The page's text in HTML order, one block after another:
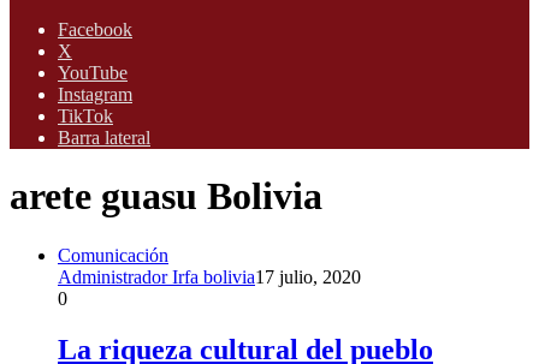
Facebook
X
YouTube
Instagram
TikTok
Barra lateral
arete guasu Bolivia
Comunicación
Administrador Irfa bolivia17 julio, 2020
0
La riqueza cultural del pueblo